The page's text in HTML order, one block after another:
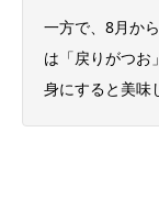
一方で、8月か
は「戻りがつお
身にすると美味